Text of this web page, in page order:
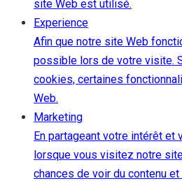
site Web est utilisé.
Experience
Afin que notre site Web
possible lors de votre visite.
cookies, certaines
Web.
Marketing
En partageant votre intérêt et
lorsque vous visitez notre
chances de voir du contenu